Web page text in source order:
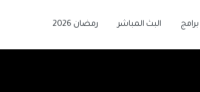
برامج البث المباشر رمضان 2026